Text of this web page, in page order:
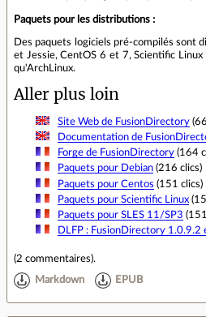
Paquets pour les distributions :
Des paquets logiciels pré-compilés sont
et Jessie, CentOS 6 et 7, Scientific Linux
qu'ArchLinux.
Aller plus loin
Site Web de FusionDirectory
Documentation de
Forge de FusionDirectory(164
Paquets pour Debian(216 clics)
Paquets pour Centos (151 clics)
Paquets pour Scientific Linux
Paquets pour SLES 11/SP3
DLFP : FusionDirectory 1.0.9.2
(2 commentaires).
Markdown EPUB